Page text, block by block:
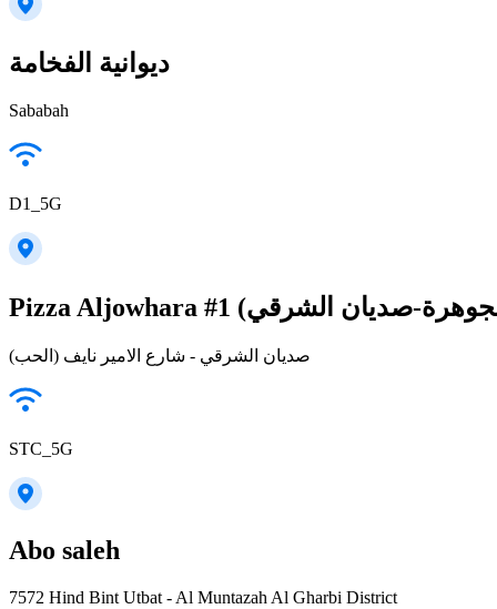
ديوانية الفخامة
Sababah
D1_5G
صديان الشرقي - شارع الامير نايف (الحب)
STC_5G
Abo saleh
7572 Hind Bint Utbat - Al Muntazah Al Gharbi District